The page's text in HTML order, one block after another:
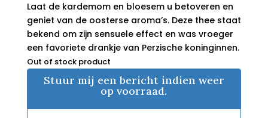
Laat de kardemom en bloesem u betoveren en
geniet van de oosterse aroma’s. Deze thee staat
bekend om zijn sensuele effect en was vroeger
een favoriete drankje van Perzische koninginnen.
Out of stock product
Stuur mij een bericht indien weer
op voorraad.